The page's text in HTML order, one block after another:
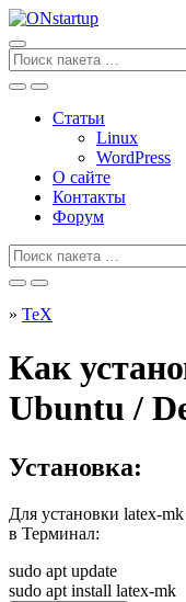
Перейти
к
содержанию
Поиск
для
Статьи
Linux
WordPress
О сайте
Контакты
Форум
Поиск
для
» TeX
Как
Ubuntu /
Установка:
Для установки latex-mk
в Терминал:
sudo apt update
sudo apt install latex-mk